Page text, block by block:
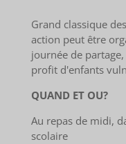
Grand classique
action peut être
journée de
profit d'enfants
QUAND ET OU?
Au repas de midi,
scolaire